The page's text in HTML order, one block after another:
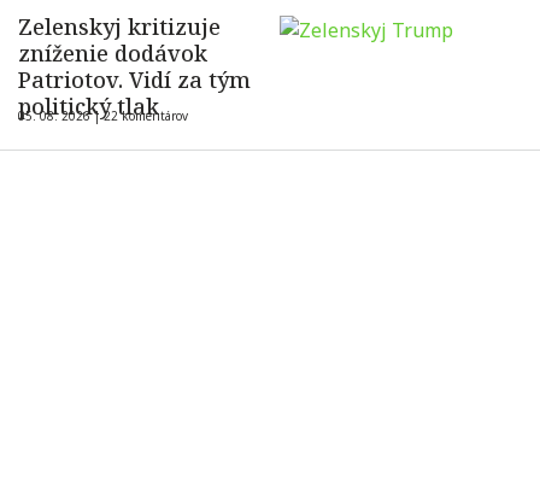
Zelenskyj kritizuje
zníženie dodávok
Patriotov. Vidí za tým
politický tlak
05. 08. 2026 |22 komentárov